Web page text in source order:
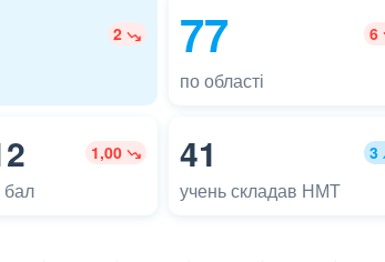
2 77 6
по області
1,00
бал
41 3
учень складав НМТ